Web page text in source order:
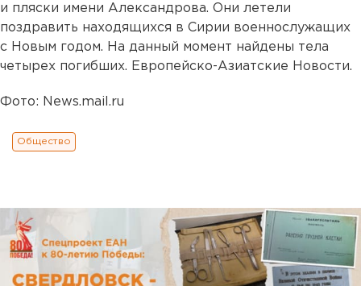
и пляски имени Александрова. Они летели
поздравить находящихся в Сирии военнослужащих
с Новым годом. На данный момент найдены тела
четырех погибших. Европейско-Азиатские Новости.
Фото: News.mail.ru
Общество